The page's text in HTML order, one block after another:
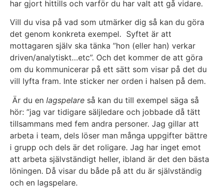
har gjort hittills och varför du har valt att gå vidare.
Vill du visa på vad som utmärker dig så kan du göra
det genom konkreta exempel. Syftet är att
mottagaren själv ska tänka ”hon (eller han) verkar
driven/analytiskt…etc”. Och det kommer de att göra
om du kommunicerar på ett sätt som visar på det du
vill lyfta fram. Inte sticker ner orden i halsen på dem.
Är du en lagspelare så kan du till exempel säga så
hör: ”jag var tidigare säljledare och jobbade då tätt
tillsammans med fem andra personer. Jag gillar att
arbeta i team, dels löser man många uppgifter bättre
i grupp och dels är det roligare. Jag har inget emot
att arbeta självständigt heller, ibland är det den bästa
löningen. Då visar du både på att du är självständig
och en lagspelare.